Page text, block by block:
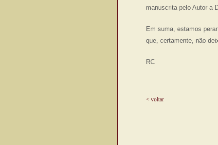
manuscrita pelo Autor a
Em suma, estamos
que, certamente, não
RC
< voltar